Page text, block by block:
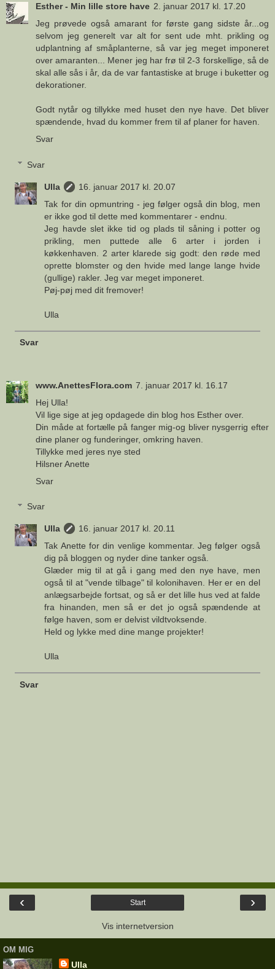
Esther - Min lille store have 2. januar 2017 kl. 17.20
Jeg prøvede også amarant for første gang sidste år...og
selvom jeg generelt var alt for sent ude mht. prikling og
udplantning af småplanterne, så var jeg meget imponeret
over amaranten... Mener jeg har frø til 2-3 forskellige, så de
skal alle sås i år, da de var fantastiske at bruge i buketter og
dekorationer.
Godt nytår og tillykke med huset den nye have. Det bliver
spændende, hvad du kommer frem til af planer for haven.
Svar
Svar
Ulla
16. januar 2017 kl. 20.07
Tak for din opmuntring - jeg følger også din blog, men
er ikke god til dette med kommentarer - endnu.
Jeg havde slet ikke tid og plads til såning i potter og
prikling, men puttede alle 6 arter i jorden i
køkkenhaven. 2 arter klarede sig godt: den røde med
oprette blomster og den hvide med lange lange hvide
(gullige) rakler. Jeg var meget imponeret.
Pøj-pøj med dit fremover!
Ulla
Svar
www.AnettesFlora.com 7. januar 2017 kl. 16.17
Hej Ulla!
Vil lige sige at jeg opdagede din blog hos Esther over.
Din måde at fortælle på fanger mig-og bliver nysgerrig efter
dine planer og funderinger, omkring haven.
Tillykke med jeres nye sted
Hilsner Anette
Svar
Svar
Ulla
16. januar 2017 kl. 20.11
Tak Anette for din venlige kommentar. Jeg følger også
dig på bloggen og nyder dine tanker også.
Glæder mig til at gå i gang med den nye have, men
også til at "vende tilbage" til kolonihaven. Her er en del
anlægsarbejde fortsat, og så er det lille hus ved at falde
fra hinanden, men så er det jo også spændende at
følge haven, som er delvist vildtvoksende.
Held og lykke med dine mange projekter!
Ulla
Svar
‹ ›
Start
Vis internetversion
OM MIG
Ulla